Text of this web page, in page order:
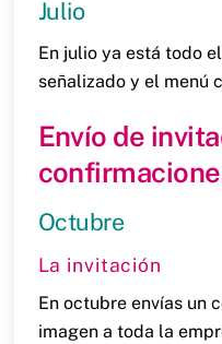
Julio
En julio ya está todo
señalizado y el menú
Envío de
Octubre
La invitación
En octubre envías un
imagen a toda la